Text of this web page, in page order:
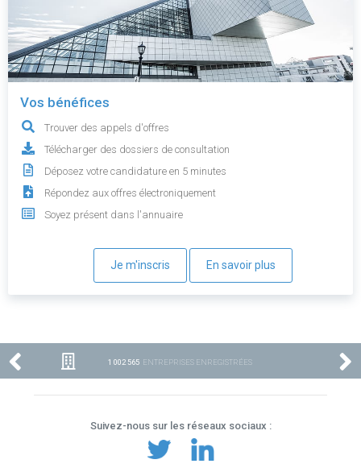
Vos bénéfices
Trouver des appels d'offres
Télécharger des dossiers de consultation
Déposez votre candidature en 5 minutes
Répondez aux offres électroniquement
Soyez présent dans l'annuaire
Je m'inscris En savoir plus
1 002 565 ENTREPRISES ENREGISTRÉES
Suivez-nous sur les réseaux sociaux :